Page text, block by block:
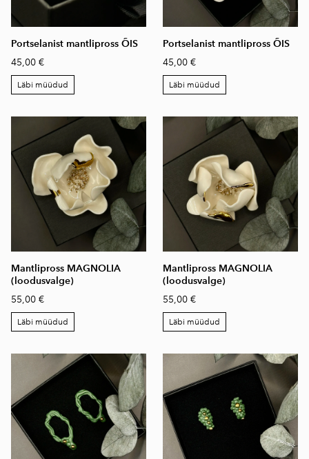
Portselanist mantlipross ÕIS
45,00 €
Läbi müüdud
Portselanist mantlipross ÕIS
45,00 €
Läbi müüdud
Mantlipross MAGNOLIA
(loodusvalge)
55,00 €
Läbi müüdud
Mantlipross MAGNOLIA
(loodusvalge)
55,00 €
Läbi müüdud